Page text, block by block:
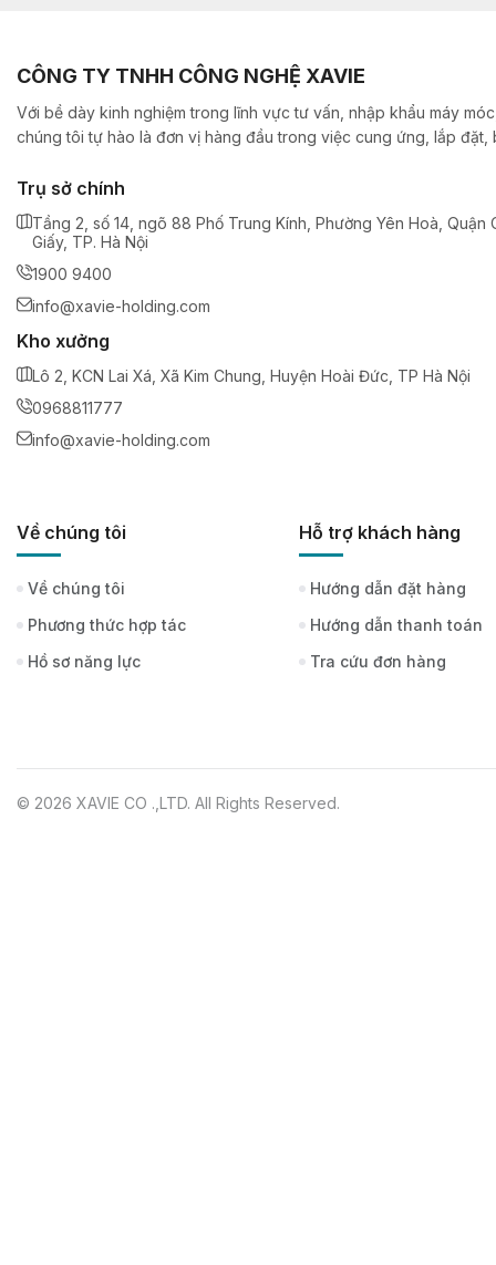
CÔNG TY TNHH CÔNG NGHỆ XAVIE
Với bề dày kinh nghiệm trong lĩnh vực tư vấn, nhập khẩu máy
chúng tôi tự hào là đơn vị hàng đầu trong việc cung ứng, lắp đặt,
Trụ sở chính
Tầng 2, số 14, ngõ 88 Phố Trung Kính, Phường Yên Hoà, Quận
Giấy, TP. Hà Nội
1900 9400
info@xavie-holding.com
Kho xưởng
Lô 2, KCN Lai Xá, Xã Kim Chung, Huyện Hoài Đức, TP Hà Nội
0968811777
info@xavie-holding.com
Về chúng tôi
Về chúng tôi
Phương thức hợp tác
Hồ sơ năng lực
Hỗ trợ khách hàng
Hướng dẫn đặt hàng
Hướng dẫn thanh toán
Tra cứu đơn hàng
© 2026 XAVIE CO .,LTD. All Rights Reserved.